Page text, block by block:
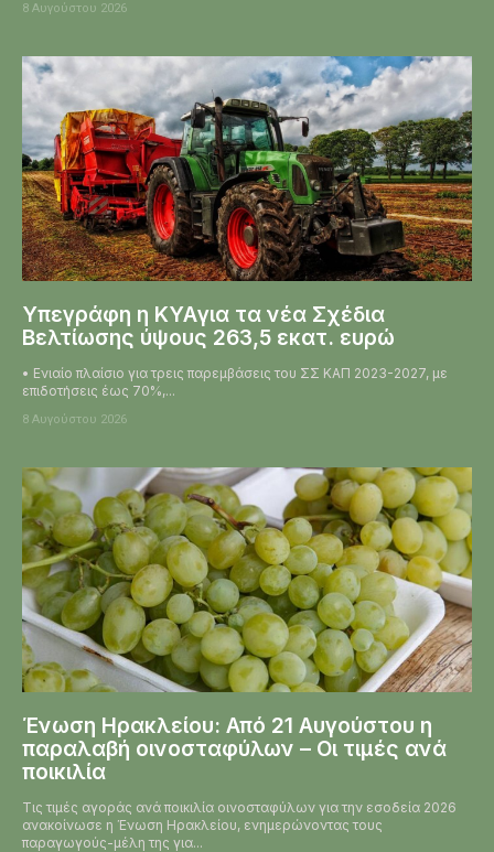
8 Αυγούστου 2026
Υπεγράφη η KYAγια τα νέα Σχέδια
Βελτίωσης ύψους 263,5 εκατ. ευρώ
• Ενιαίο πλαίσιο για τρεις παρεμβάσεις του ΣΣ ΚΑΠ 2023-2027, με
επιδοτήσεις έως 70%,...
8 Αυγούστου 2026
Ένωση Ηρακλείου: Από 21 Αυγούστου η
παραλαβή οινοσταφύλων – Οι τιμές ανά
ποικιλία
Τις τιμές αγοράς ανά ποικιλία οινοσταφύλων για την εσοδεία 2026
ανακοίνωσε η Ένωση Ηρακλείου, ενημερώνοντας τους
παραγωγούς-μέλη της για...